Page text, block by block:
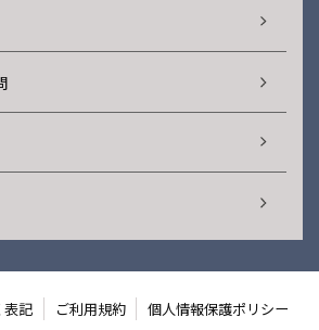
表記 ご利用規約 個人情報保護ポリシー